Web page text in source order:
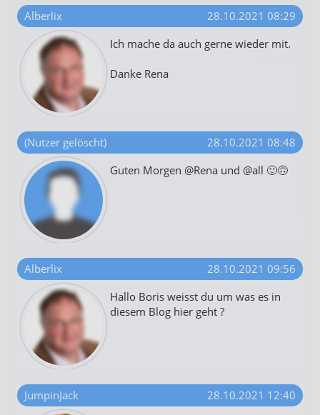
Alberlix
28.10.2021 08:29
Ich mache da auch gerne wieder mit.
Danke Rena
(Nutzer gelöscht)
28.10.2021 08:48
Guten Morgen @Rena und @all 🙂🙃
Alberlix
28.10.2021 09:56
Hallo Boris weisst du um was es in
diesem Blog hier geht ?
JumpinJack
28.10.2021 12:40